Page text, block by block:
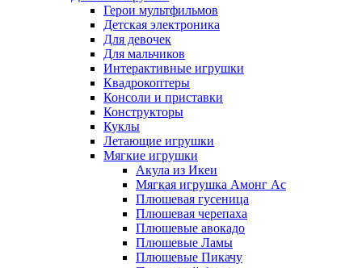
Герои мультфильмов
Детская электроника
Для девочек
Для мальчиков
Интерактивные игрушки
Квадрокоптеры
Консоли и приставки
Конструкторы
Куклы
Летающие игрушки
Мягкие игрушки
Акула из Икеи
Мягкая игрушка Амонг Ас
Плюшевая гусеница
Плюшевая черепаха
Плюшевые авокадо
Плюшевые Ламы
Плюшевые Пикачу